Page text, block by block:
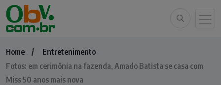
Home
Entretenimento
Fotos: em cerimônia na fazenda, Amado Batista se casa com
Miss 50 anos mais nova